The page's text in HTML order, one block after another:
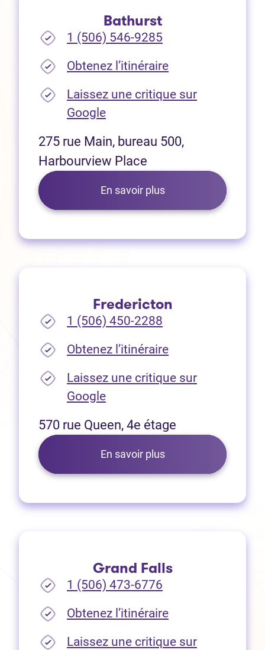
Bathurst
1 (506) 546-9285
Obtenez l’itinéraire(Ouvre dans un
Laissez une critique sur
Google(Ouvre dans un nouvel
275 rue Main, bureau 500,
Harbourview Place
En savoir plus
Fredericton
1 (506) 450-2288
Obtenez l’itinéraire(Ouvre dans un
Laissez une critique sur
Google(Ouvre dans un nouvel
570 rue Queen, 4e étage
En savoir plus
Grand Falls
1 (506) 473-6776
Obtenez l’itinéraire(Ouvre dans un
Laissez une critique sur